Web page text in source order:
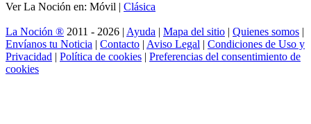
Ver La Noción en: Móvil | Clásica
La Noción ® 2011 - 2026 | Ayuda | Mapa del sitio | Quienes somos |
Envíanos tu Noticia | Contacto | Aviso Legal | Condiciones de Uso y
Privacidad | Política de cookies | Preferencias del consentimiento de
cookies